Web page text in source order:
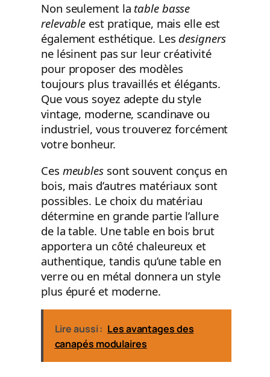
Non seulement la table basse
relevable est pratique, mais elle est
également esthétique. Les designers
ne lésinent pas sur leur créativité
pour proposer des modèles
toujours plus travaillés et élégants.
Que vous soyez adepte du style
vintage, moderne, scandinave ou
industriel, vous trouverez forcément
votre bonheur.
Ces meublessont souvent conçus en
bois, mais d’autres matériaux sont
possibles. Le choix du matériau
détermine en grande partie l’allure
de la table. Une table en bois brut
apportera un côté chaleureux et
authentique, tandis qu’une table en
verre ou en métal donnera un style
plus épuré et moderne.
Lire aussi : Les avantages des
canapés modulaires